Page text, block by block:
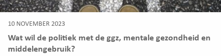
10 NOVEMBER 2023
Wat wil de politiek met de ggz, mentale gezondheid en
middelengebruik?